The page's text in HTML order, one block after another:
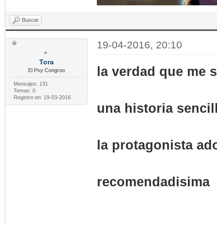
Buscar
Tora
El Psy Congroo
Mensajes: 131
Temas: 0
Registro en: 19-03-2016
19-04-2016, 20:10
la verdad que me
una historia
la protagonista
recomendadisima